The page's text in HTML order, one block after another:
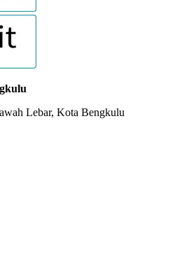
Lebar, Kota Bengkulu